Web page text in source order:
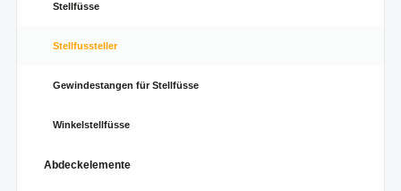
Stellfüsse
Stellfussteller
Gewindestangen für Stellfüsse
Winkelstellfüsse
Abdeckelemente